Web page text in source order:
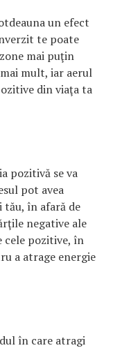
un efect
te poate
mai puţin
mult, iar aerul
din viaţa ta
pozitivă se va
pot avea
tău, în afară de
negative ale
cele pozitive, în
a atrage energie
în care atragi